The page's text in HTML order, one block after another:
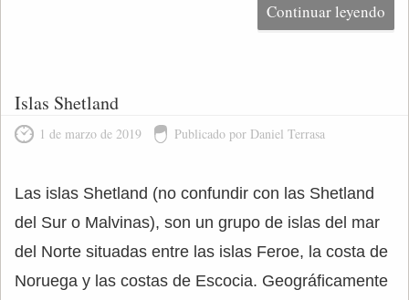
Continuar leyendo
Islas Shetland
1 de marzo de 2019 Publicado por Daniel Terrasa
Las islas Shetland (no confundir con las Shetland
del Sur o Malvinas), son un grupo de islas del mar
del Norte situadas entre las islas Feroe, la costa de
Noruega y las costas de Escocia. Geográficamente